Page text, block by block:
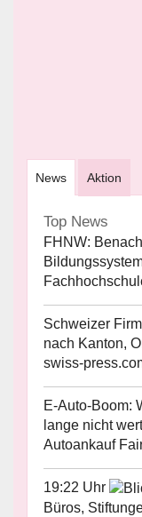
News Aktion
Top News
FHNW:
Schweizer
nach Kanton,
swiss-
E-Auto-Boom:
lange nicht
Autoankauf
19:22 Uhr
Büros,